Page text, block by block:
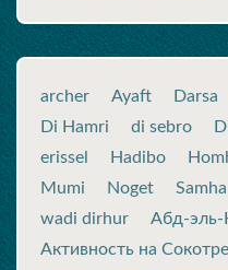
archer Ayaft Darsa
Di Hamri
di sebro
erissel
Hadibo
Mumi
Noget Samha
wadi dirhur
Абд-эль-
Активность на Сокотре